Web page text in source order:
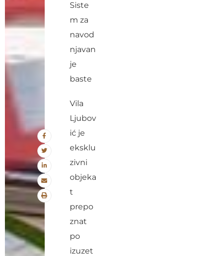
Siste
m za
navod
njavan
je
baste
Vila
Ljubov
ić je
eksklu
zivni
objeka
t
prepo
znat
po
izuzet